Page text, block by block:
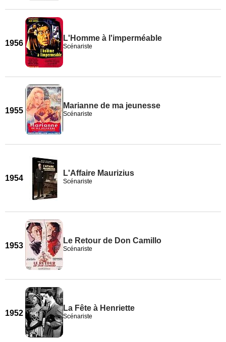
1956
L'Homme à l'imperméable
Scénariste
1955
Marianne de ma jeunesse
Scénariste
1954
L'Affaire Maurizius
Scénariste
1953
Le Retour de Don Camillo
Scénariste
1952
La Fête à Henriette
Scénariste